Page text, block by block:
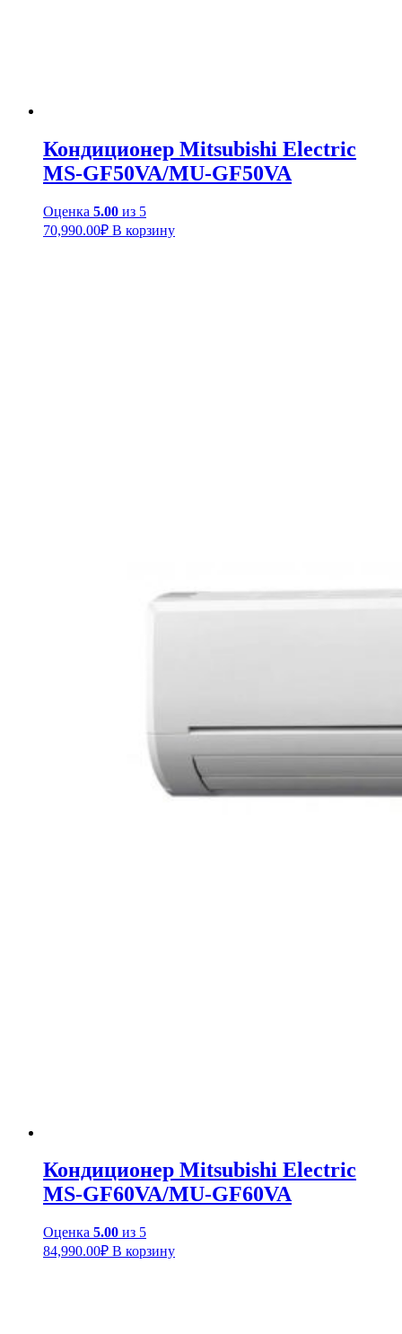
Кондиционер Mitsubishi Electric
MS-GF50VA/MU-GF50VA
Оценка 5.00 из 5
70,990.00₽ В корзину
Кондиционер Mitsubishi Electric
MS-GF60VA/MU-GF60VA
Оценка 5.00 из 5
84,990.00₽ В корзину